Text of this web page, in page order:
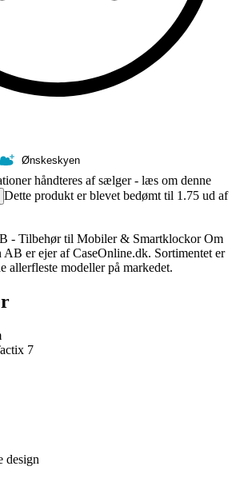
Ønskeskyen
håndteres af sælger - læs om denne
Dette produkt er blevet bedømt til 1.75 ud af
- Tilbehør til Mobiler & Smartklockor Om
AB er ejer af CaseOnline.dk. Sortimentet er
allerfleste modeller på markedet.
7
design